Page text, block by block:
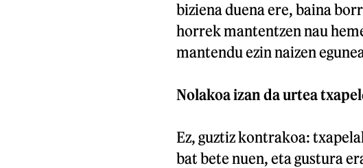
biziena duena ere, baina
horrek mantentzen nau
mantendu ezin naizen
Nolakoa izan da urtea
Ez, guztiz kontrakoa:
bat bete nuen, eta gustura